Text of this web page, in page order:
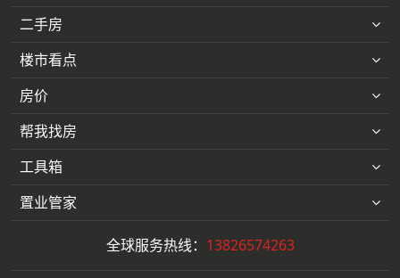
二手房
楼市看点
房价
帮我找房
工具箱
置业管家
全球服务热线： 13826574263